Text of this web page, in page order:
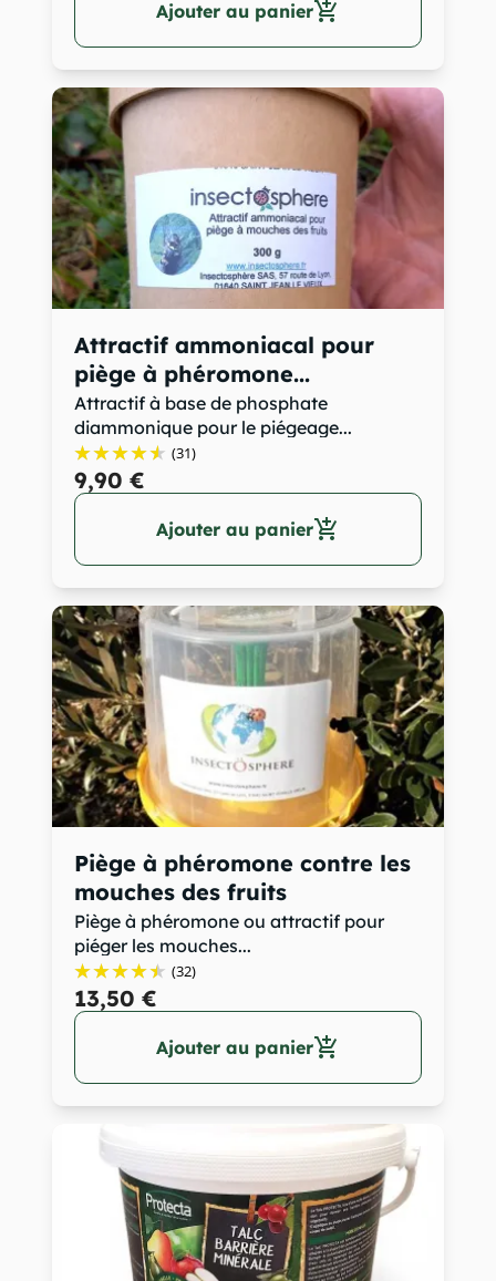
Ajouter au panieradd_shopping_cart
Attractif ammoniacal pour
piège à phéromone...
Attractif à base de phosphate
diammonique pour le piégeage...
(31)
9,90 €
Ajouter au panieradd_shopping_cart
Piège à phéromone contre les
mouches des fruits
Piège à phéromone ou attractif pour
piéger les mouches...
(32)
13,50 €
Ajouter au panieradd_shopping_cart